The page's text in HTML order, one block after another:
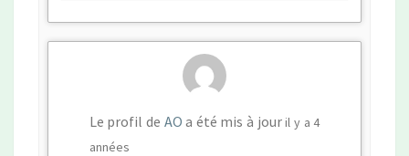
Le profil de AO a été mis à jouril y a 4
années